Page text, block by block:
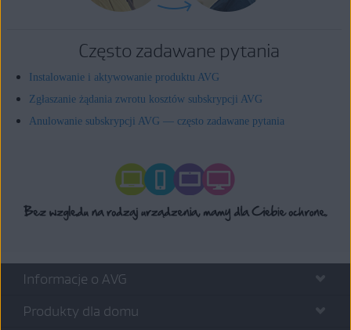
Często zadawane pytania
Instalowanie i aktywowanie produktu AVG
Zgłaszanie żądania zwrotu kosztów subskrypcji AVG
Anulowanie subskrypcji AVG — często zadawane pytania
Informacje o AVG
Produkty dla domu